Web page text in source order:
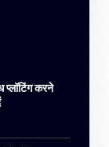
प्लॉटिंग करने